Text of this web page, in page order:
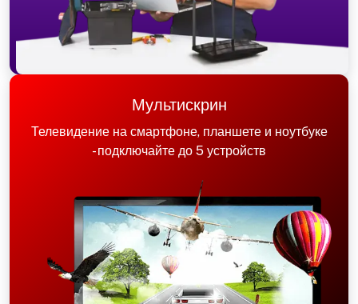
Мультискрин
Телевидение на смартфоне, планшете и ноутбуке
- подключайте до 5 устройств